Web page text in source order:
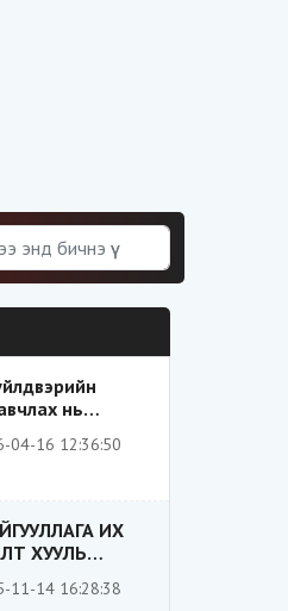
нь
байдал“-д
04-16 12:36:50
ИХ
ХУУЛЬ
ГАРГАХ ГЭЖ
ТАСЛАН
11-14 16:28:38